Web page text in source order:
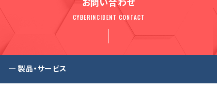
CYBERINCIDENT CONTACT
製品・サービス